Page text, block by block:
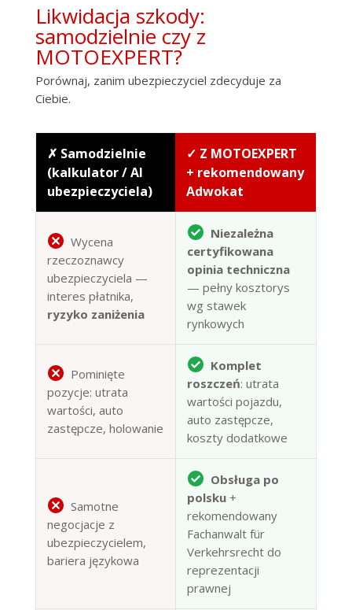
Likwidacja szkody:
samodzielnie czy z
MOTOEXPERT?
Porównaj, zanim ubezpieczyciel zdecyduje za
Ciebie.
✗ Samodzielnie
(kalkulator / AI
ubezpieczyciela)
✓ Z MOTOEXPERT
+ rekomendowany
Adwokat
Wycena
rzeczoznawcy
ubezpieczyciela —
interes płatnika,
ryzyko zaniżenia
Niezależna
certyfikowana
opinia techniczna
— pełny kosztorys
wg stawek
rynkowych
Pominięte
pozycje: utrata
wartości, auto
zastępcze, holowanie
Komplet
roszczeń: utrata
wartości pojazdu,
auto zastępcze,
koszty dodatkowe
Samotne
negocjacje z
ubezpieczycielem,
bariera językowa
Obsługa po
polsku+
rekomendowany
Fachanwalt für
Verkehrsrecht do
reprezentacji
prawnej